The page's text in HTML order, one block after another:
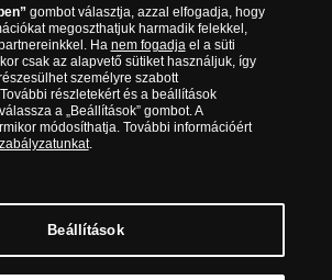
1134 Budapest, Váci út 33. Cégjegyzékszám: 01-09-
2-41 A Társaság a Magyar Kereskedelmi
gombot választja, azzal elfogadja, hogy
megoszthatjuk harmadik felekkel,
Ha nem fogadjael a süti
csak az alapvető sütiket használjuk, így
személyre szabott
részletekért és a beállítások
a „Beállítások” gombot. A
módosíthatja. További információért
.
Beállítások